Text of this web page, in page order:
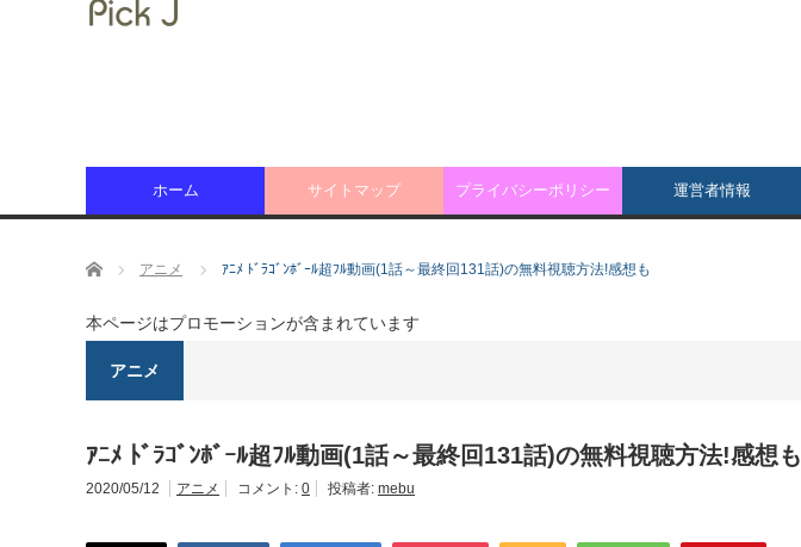
ホーム サイトマップ プライバシーポリシー 運営者情報
ホーム アニメ ｱﾆﾒ ﾄﾞﾗｺﾞﾝﾎﾞｰﾙ超ﾌﾙ動画(1話～最終回131話)の無料視聴方法!感想も
本ページはプロモーションが含まれています
アニメ
ｱﾆﾒ ﾄﾞﾗｺﾞﾝﾎﾞｰﾙ超ﾌﾙ動画(1話～最終回131話)の無料視聴方法!感想も
2020/05/12 アニメ コメント: 0 投稿者: mebu